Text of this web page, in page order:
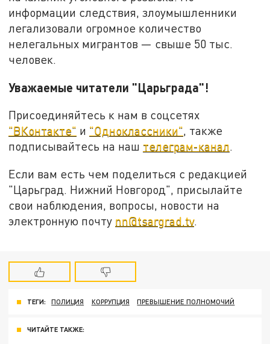
информации следствия, злоумышленники
легализовали огромное количество
нелегальных мигрантов — свыше 50 тыс.
человек.
Уважаемые читатели "Царьграда"!
Присоединяйтесь к нам в соцсетях
"ВКонтакте" и "Одноклассники", также
подписывайтесь на наш телеграм-канал.
Если вам есть чем поделиться с редакцией
"Царьград. Нижний Новгород", присылайте
свои наблюдения, вопросы, новости на
электронную почту nn@tsargrad.tv.
ТЕГИ: ПОЛИЦИЯ КОРРУПЦИЯ ПРЕВЫШЕНИЕ ПОЛНОМОЧИЙ
ЧИТАЙТЕ ТАКЖЕ: